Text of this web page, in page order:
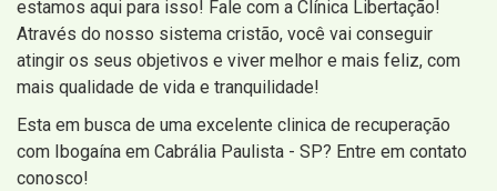
estamos aqui para isso! Fale com a Clínica Libertação!
Através do nosso sistema cristão, você vai conseguir
atingir os seus objetivos e viver melhor e mais feliz, com
mais qualidade de vida e tranquilidade!
Esta em busca de uma excelente clinica de recuperação
com Ibogaína em Cabrália Paulista - SP? Entre em contato
conosco!